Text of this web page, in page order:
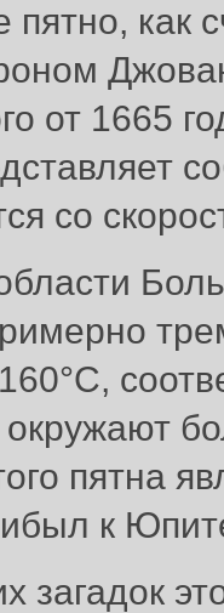
как
от 1665
со
окружают
пятна
к
загадок